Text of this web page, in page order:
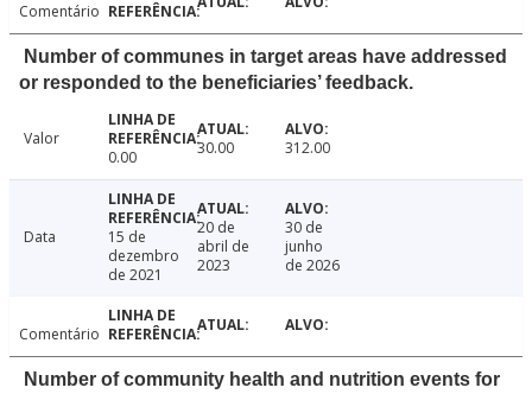
Comentário
Number of communes in target areas have addressed
or responded to the beneficiaries’ feedback.
Valor
0.00
30.00 312.00
Data
15 de
dezembro
de 2021
20 de
abril de
2023
30 de
junho
de 2026
Comentário
Number of community health and nutrition events for